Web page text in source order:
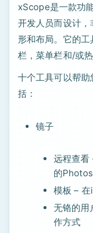
xScope是一款功
开发人员而设计
形和布局。它的
栏，菜单栏和/或热
十个工具可以帮
括：
镜子
远程查看
的
模板 –
无铬的用
作方式